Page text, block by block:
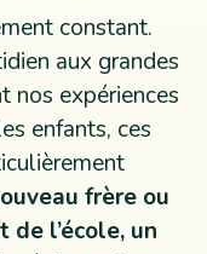
constant.
aux grandes
nos expériences
enfants, ces
frère ou
l’école, un